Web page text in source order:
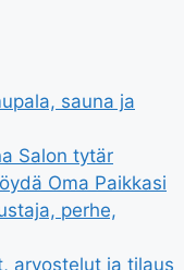
sauna ja
Salon tytär
Oma Paikkasi
perhe,
arvostelut ja tilaus